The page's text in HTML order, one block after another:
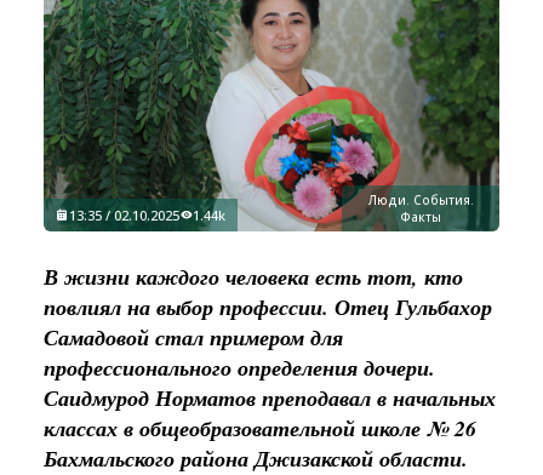
Люди. События.
Факты
13:35 / 02.10.2025 1.44k
В жизни каждого человека есть тот, кто
повлиял на выбор профессии. Отец Гульбахор
Самадовой стал примером для
профессионального определения дочери.
Саидмурод Норматов преподавал в начальных
классах в общеобразовательной школе № 26
Бахмальского района Джизакской области.